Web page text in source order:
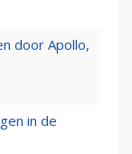
door Apollo,
in de